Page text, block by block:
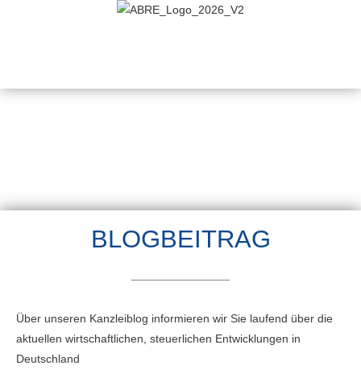
BLOGBEITRAG
Über unseren Kanzleiblog informieren wir Sie laufend über die
aktuellen wirtschaftlichen, steuerlichen Entwicklungen in
Deutschland